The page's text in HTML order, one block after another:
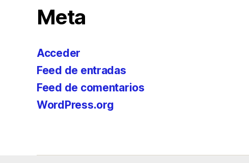
Meta
Acceder
Feed de entradas
Feed de comentarios
WordPress.org